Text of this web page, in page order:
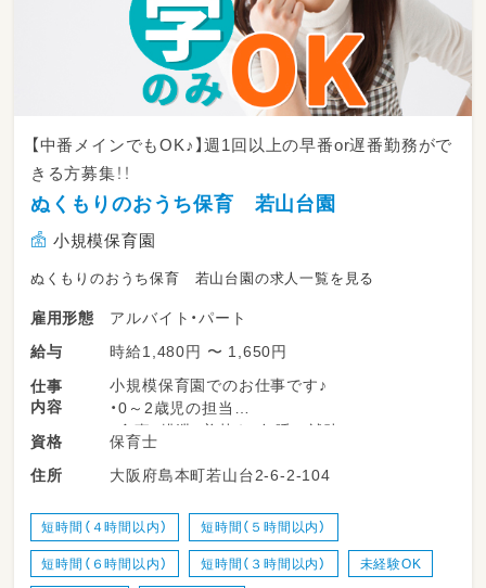
【中番メインでもOK♪】週1回以上の早番or遅番勤務がで
きる方募集！！
ぬくもりのおうち保育 若山台園
小規模保育園
ぬくもりのおうち保育 若山台園の求人一覧を見る
雇用形態
アルバイト・パート
給与
時給1,480円 〜 1,650円
仕事
内容
小規模保育園でのお仕事です♪
・0～2歳児の担当
・食事、排泄、着替え、午睡の補助
・園内の環境整備
・保護者対応 ※勤務時間数・時間帯によっては
・連絡帳、各書類の記入 ※勤務時間数・時間帯
によって作成書類は異なります。
（連絡帳、個別指導計画票、週案、ヒヤリハット
資格
保育士
住所
大阪府島本町若山台2-6-2-104
短時間（４時間以内） 短時間（５時間以内）
短時間（６時間以内） 短時間（３時間以内） 未経験OK